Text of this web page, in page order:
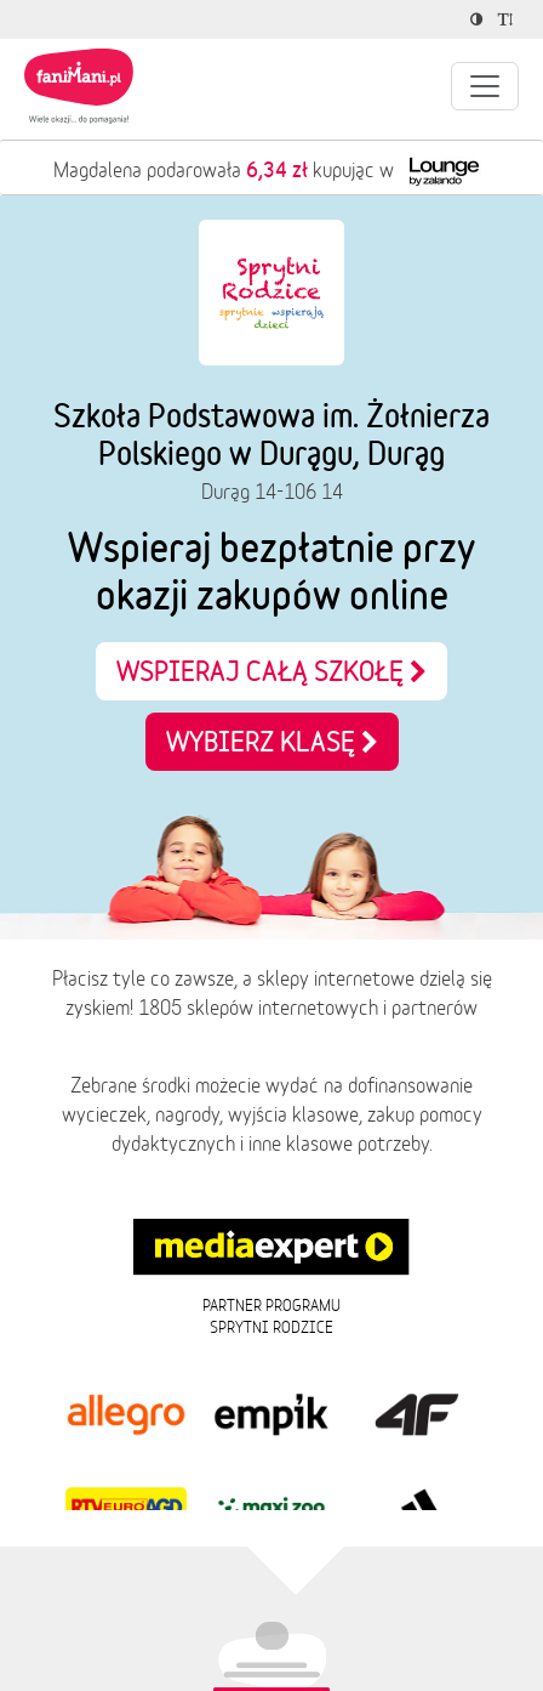
Magdalena podarowała 6,34 zł kupując w
Szkoła Podstawowa im. Żołnierza
Polskiego w Durągu, Durąg
Durąg 14-106 14
Wspieraj bezpłatnie przy
okazji zakupów online
WSPIERAJ CAŁĄ SZKOŁĘ
WYBIERZ KLASĘ
Płacisz tyle co zawsze, a sklepy internetowe dzielą się
zyskiem! 1805 sklepów internetowych i partnerów
Zebrane środki możecie wydać na dofinansowanie
wycieczek, nagrody, wyjścia klasowe, zakup pomocy
dydaktycznych i inne klasowe potrzeby.
PARTNER PROGRAMU
SPRYTNI RODZICE